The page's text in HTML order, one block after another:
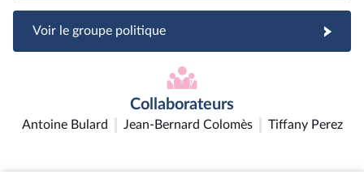
Voir le groupe politique
Collaborateurs
Antoine Bulard Jean-Bernard Colomès Tiffany Perez